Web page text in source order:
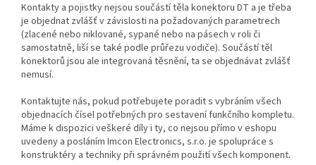
Kontakty a pojistky nejsou součástí těla konektoru DT a je třeba
je objednat zvlášť v závislosti na požadovaných parametrech
(zlacené nebo niklované, sypané nebo na pásech v roli či
samostatně, liší se také podle průřezu vodiče). Součástí těl
konektorů jsou ale integrovaná těsnění, ta se objednávat zvlášť
nemusí.
Kontaktujte nás, pokud potřebujete poradit s vybráním všech
objednacích čísel potřebných pro sestavení funkčního kompletu.
Máme k dispozici veškeré díly i ty, co nejsou přímo v eshopu
uvedeny a posláním Imcon Electronics, s.r.o. je spolupráce s
konstruktéry a techniky při správném použití všech komponent.